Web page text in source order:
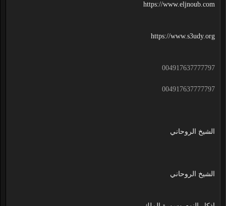
https://www.eljnoub.com
https://www.s3udy.org
004917637777797
004917637777797
الشيخ الروحاني
الشيخ الروحاني